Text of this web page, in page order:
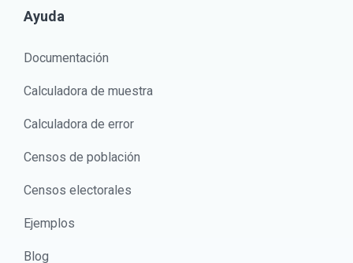
Ayuda
Documentación
Calculadora de muestra
Calculadora de error
Censos de población
Censos electorales
Ejemplos
Blog